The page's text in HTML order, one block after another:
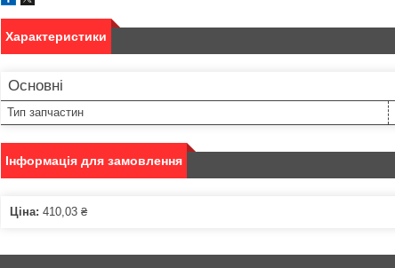
Характеристики
Основні
Тип запчастин
Інформація для замовлення
Ціна: 410,03 ₴